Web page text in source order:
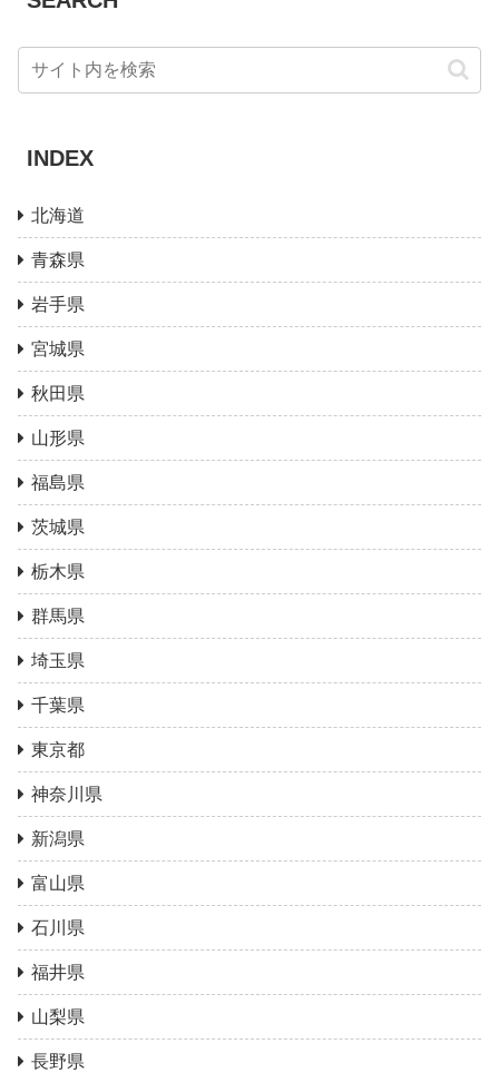
INDEX
北海道
青森県
岩手県
宮城県
秋田県
山形県
福島県
茨城県
栃木県
群馬県
埼玉県
千葉県
東京都
神奈川県
新潟県
富山県
石川県
福井県
山梨県
長野県